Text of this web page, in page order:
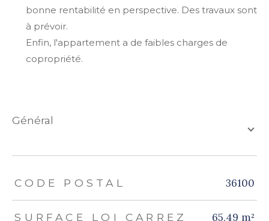
bonne rentabilité en perspective. Des travaux sont
à prévoir.
Enfin, l'appartement a de faibles charges de
copropriété.
général
TRAD_ZEPHYR_Caracteristique TRAD_ZEPHYR_Valeurs
CODE POSTAL 36100
SURFACE LOI CARREZ
65,49 m²